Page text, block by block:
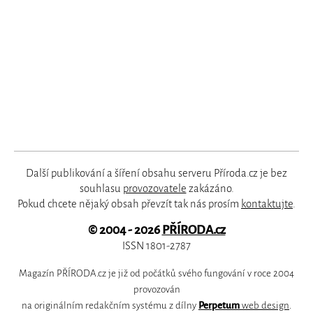
Další publikování a šíření obsahu serveru Příroda.cz je bez
souhlasu provozovatele zakázáno.
Pokud chcete nějaký obsah převzít tak nás prosím kontaktujte
© 2004 - 2026PŘÍRODA.cz
ISSN 1801-2787
Magazín PŘÍRODA.cz je již od počátků svého fungování v roce 2004
provozován
na originálním redakčním systému z dílny Perpetum web design.